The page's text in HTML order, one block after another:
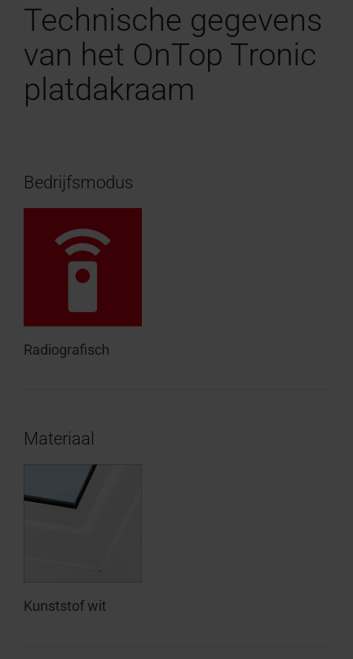
Technische gegevens
van het OnTop Tronic
platdakraam
Bedrijfsmodus
Radiografisch
Materiaal
Kunststof wit